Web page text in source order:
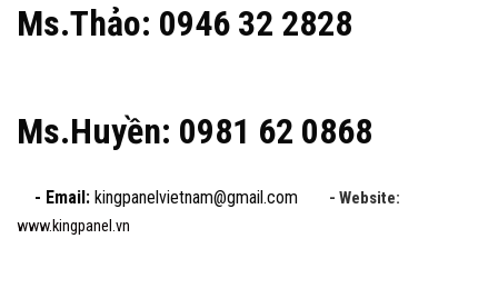
Ms.Thảo: 0946 32 2828
Ms.Huyền: 0981 62 0868
- Email: kingpanelvietnam@gmail.com - Website:
www.kingpanel.vn